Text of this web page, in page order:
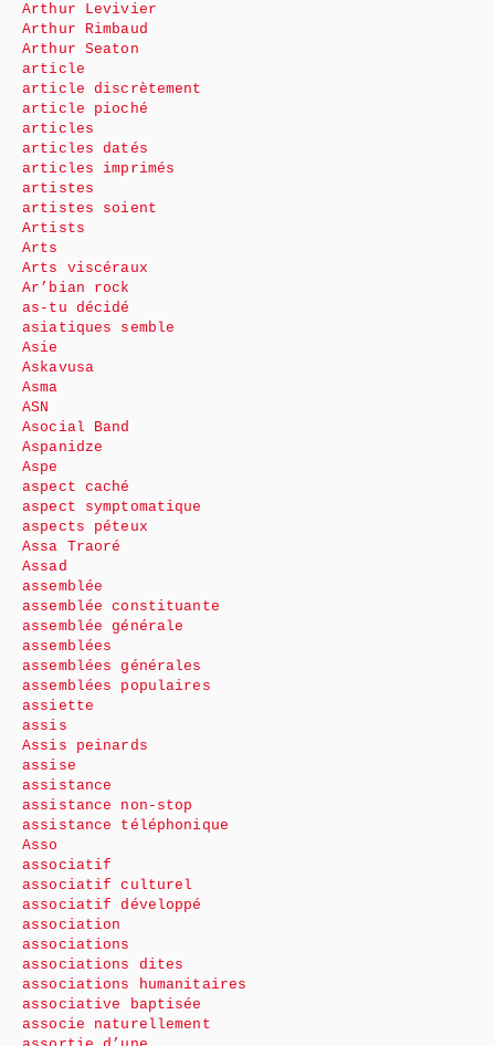
Arthur Levivier
Arthur Rimbaud
Arthur Seaton
article
article discrètement
article pioché
articles
articles datés
articles imprimés
artistes
artistes soient
Artists
Arts
Arts viscéraux
Ar’bian rock
as-tu décidé
asiatiques semble
Asie
Askavusa
Asma
ASN
Asocial Band
Aspanidze
Aspe
aspect caché
aspect symptomatique
aspects péteux
Assa Traoré
Assad
assemblée
assemblée constituante
assemblée générale
assemblées
assemblées générales
assemblées populaires
assiette
assis
Assis peinards
assise
assistance
assistance non-stop
assistance téléphonique
Asso
associatif
associatif culturel
associatif développé
association
associations
associations dites
associations humanitaires
associative baptisée
associe naturellement